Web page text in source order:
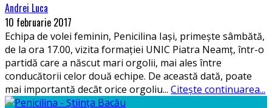
Andrei Luca
10 februarie 2017
Echipa de volei feminin, Penicilina Iași, primește sâmbătă,
de la ora 17.00, vizita formației UNIC Piatra Neamț, într-o
partidă care a născut mari orgolii, mai ales între
conducătorii celor două echipe. De această dată, poate
mai importantă decât orice orgoliu... Citește continuarea...